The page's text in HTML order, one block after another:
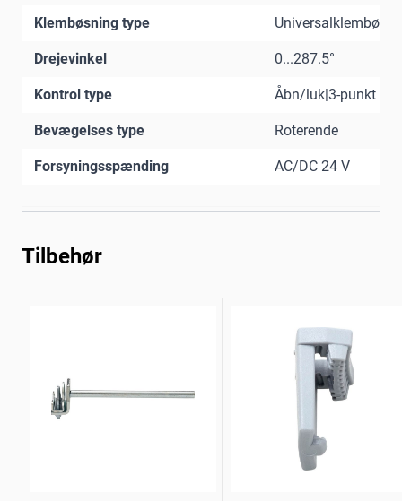
Klembøsning type
Drejevinkel 0...287.5°
Kontrol type Åbn/luk|3-punkt
Bevægelses type Roterende
Forsyningsspænding AC/DC 24 V
Tilbehør